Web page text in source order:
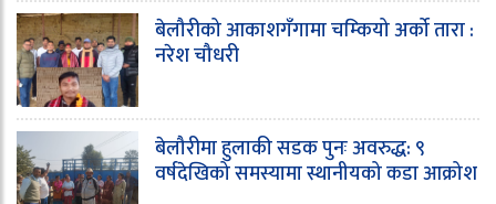
बेलौरीको आकाशगँगामा चम्कियो अर्को तारा :
नरेश चौधरी
बेलौरीमा हुलाकी सडक पुनः अवरुद्ध: ९
वर्षदेखिको समस्यामा स्थानीयको कडा आक्रोश